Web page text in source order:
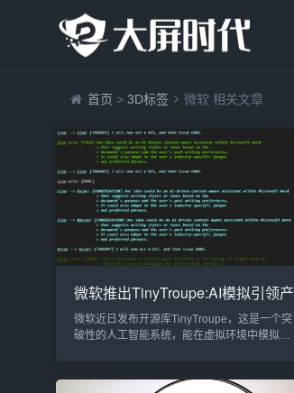
首页 > 3D标签 微软 相关文章
微软推出TinyTroupe:AI模拟引领产
品测试新革命
微软近日发布开源库TinyTroupe，这是一个突
破性的人工智能系统，能在虚拟环境中模拟人
言模型，创建具有独特个性、兴趣和目标的AI